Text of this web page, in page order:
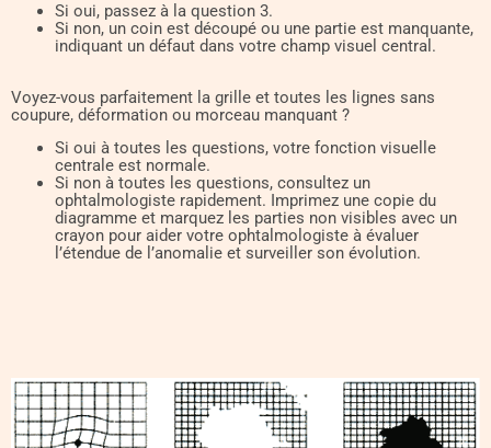
Si oui, passez à la question 3.
Si non, un coin est découpé ou une partie est manquante,
indiquant un défaut dans votre champ visuel central.
Voyez-vous parfaitement la grille et toutes les lignes sans
coupure, déformation ou morceau manquant ?
Si oui à toutes les questions, votre fonction visuelle
centrale est normale.
Si non à toutes les questions, consultez un
ophtalmologiste rapidement. Imprimez une copie du
diagramme et marquez les parties non visibles avec un
crayon pour aider votre ophtalmologiste à évaluer
l’étendue de l’anomalie et surveiller son évolution.